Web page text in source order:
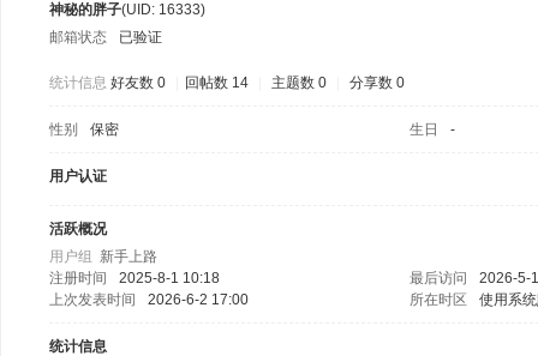
神秘的胖子(UID: 16333)
邮箱状态
已验证
统计信息 好友数 0 回帖数 14 主题数 0 分享数 0
性别 保密 生日 -
用户认证
活跃概况
用户组 新手上路
注册时间
2025-8-1 10:18 最后访问
2026-5-
上次发表时间
2026-6-2 17:00 所在时区 使用系
统计信息